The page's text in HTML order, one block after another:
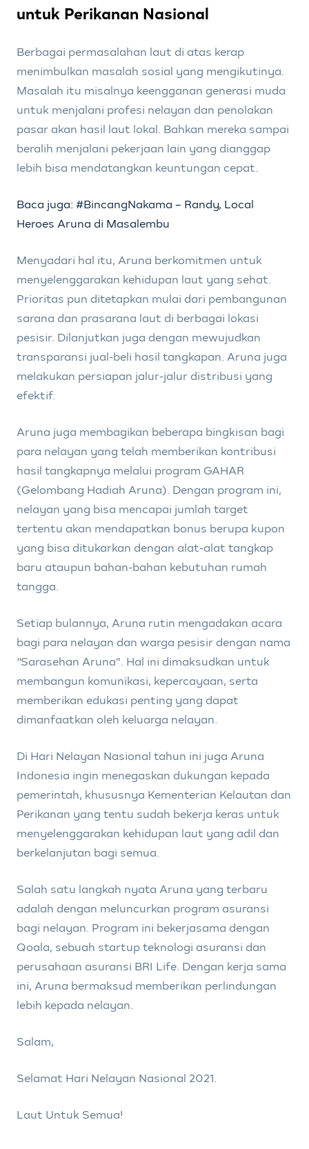
untuk Perikanan Nasional
Berbagai permasalahan laut di atas kerap
menimbulkan masalah sosial yang mengikutinya.
Masalah itu misalnya keengganan generasi muda
untuk menjalani profesi nelayan dan penolakan
pasar akan hasil laut lokal. Bahkan mereka sampai
beralih menjalani pekerjaan lain yang dianggap
lebih bisa mendatangkan keuntungan cepat.
Baca juga: #BincangNakama – Randy, Local
Heroes Aruna di Masalembu
Menyadari hal itu, Aruna berkomitmen untuk
menyelenggarakan kehidupan laut yang sehat.
Prioritas pun ditetapkan mulai dari pembangunan
sarana dan prasarana laut di berbagai lokasi
pesisir. Dilanjutkan juga dengan mewujudkan
transparansi jual-beli hasil tangkapan. Aruna juga
melakukan persiapan jalur-jalur distribusi yang
efektif.
Aruna juga membagikan beberapa bingkisan bagi
para nelayan yang telah memberikan kontribusi
hasil tangkapnya melalui program GAHAR
(Gelombang Hadiah Aruna). Dengan program ini,
nelayan yang bisa mencapai jumlah target
tertentu akan mendapatkan bonus berupa kupon
yang bisa ditukarkan dengan alat-alat tangkap
baru ataupun bahan-bahan kebutuhan rumah
tangga.
Setiap bulannya, Aruna rutin mengadakan acara
bagi para nelayan dan warga pesisir dengan nama
“Sarasehan Aruna”. Hal ini dimaksudkan untuk
membangun komunikasi, kepercayaan, serta
memberikan edukasi penting yang dapat
dimanfaatkan oleh keluarga nelayan.
Di Hari Nelayan Nasional tahun ini juga Aruna
Indonesia ingin menegaskan dukungan kepada
pemerintah, khususnya Kementerian Kelautan dan
Perikanan yang tentu sudah bekerja keras untuk
menyelenggarakan kehidupan laut yang adil dan
berkelanjutan bagi semua.
Salah satu langkah nyata Aruna yang terbaru
adalah dengan meluncurkan program asuransi
bagi nelayan. Program ini bekerjasama dengan
Qoala, sebuah startup teknologi asuransi dan
perusahaan asuransi BRI Life. Dengan kerja sama
ini, Aruna bermaksud memberikan perlindungan
lebih kepada nelayan.
Salam,
Selamat Hari Nelayan Nasional 2021.
Laut Untuk Semua!